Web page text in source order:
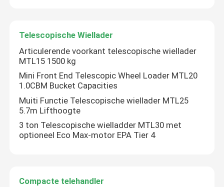
Telescopische Wiellader
Articulerende voorkant telescopische wiellader
MTL15 1500 kg
Mini Front End Telescopic Wheel Loader MTL20
1.0CBM Bucket Capacities
Muiti Functie Telescopische wiellader MTL25
5.7m Lifthoogte
3 ton Telescopische wielladder MTL30 met
optioneel Eco Max-motor EPA Tier 4
Compacte telehandler